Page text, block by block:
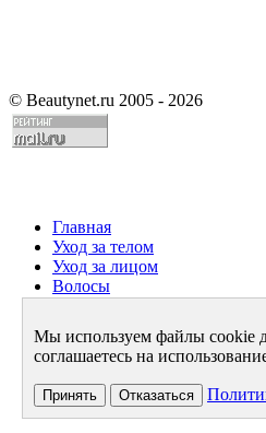
© Beautynet.ru 2005 - 2026
Главная
Уход за телом
Уход за лицом
Волосы
Диета
Стиль и имидж
Архив
Мы используем файлы cookie
соглашаетесь на
Принять Отказаться